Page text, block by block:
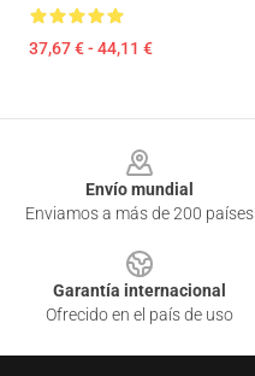
37,67 € - 44,11 €
Envío mundial
Enviamos a más de 200 países
Garantía internacional
Ofrecido en el país de uso